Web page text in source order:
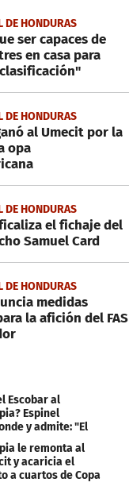
DE HONDURAS
ser capaces de
en casa para
DE HONDURAS
al Umecit por la
opa
DE HONDURAS
el fichaje del
Samuel Card
DE HONDURAS
medidas
la afición del FAS
Escobar al
Espinel
y admite: "El
fue corto"
le remonta al
y acaricia el
a cuartos de Copa